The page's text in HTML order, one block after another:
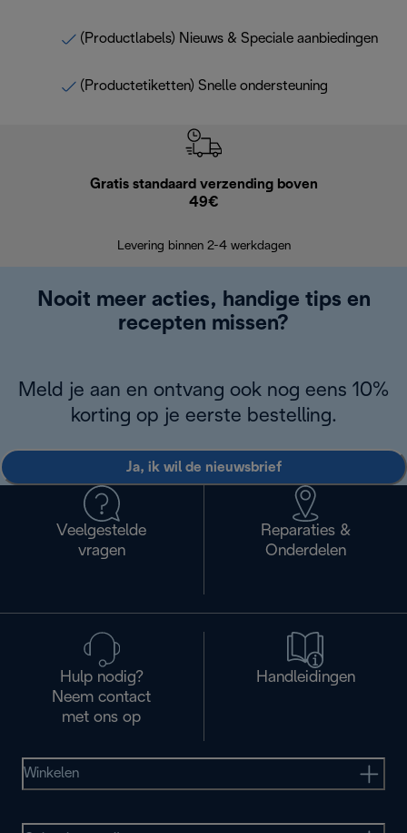
(Productlabels) Nieuws & Speciale aanbiedingen
(Productetiketten) Snelle ondersteuning
Gratis standaard verzending boven
49€
Levering binnen 2-4 werkdagen
Nooit meer acties, handige tips en
recepten missen?
Meld je aan en ontvang ook nog eens 10%
korting op je eerste bestelling.
Ja, ik wil de nieuwsbrief
Veelgestelde
vragen
Reparaties &
Onderdelen
Hulp nodig?
Neem contact
met ons op
Handleidingen
Winkelen